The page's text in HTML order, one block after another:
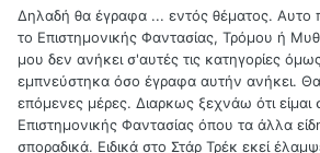
Δηλαδή θα έγραφα ... εντός θέματος. Αυτο
το Επιστημονικής Φαντασίας, Τρόμου ή
μου δεν ανήκει σ'αυτές τις κατηγορίες
εμπνεύστηκα όσο έγραφα αυτήν ανήκει.
επόμενες μέρες. Διαρκως ξεχνάω ότι
Επιστημονικής Φαντασίας όπου τα άλλα
σποραδικά. Ειδικά στο Στάρ Τρέκ εκεί